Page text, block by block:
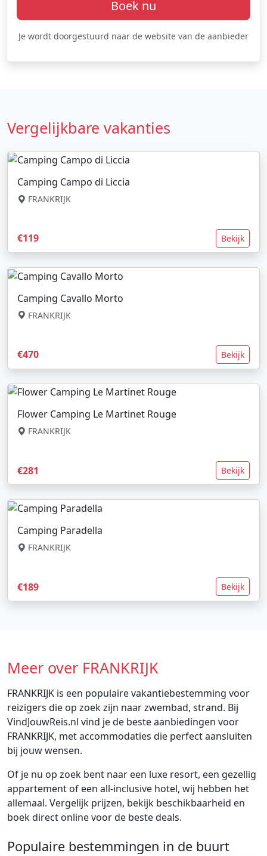
Boek nu
Je wordt doorgestuurd naar de website van de aanbieder
Vergelijkbare vakanties
Camping Campo di Liccia
FRANKRIJK
€119 Bekijk
Camping Cavallo Morto
FRANKRIJK
€470 Bekijk
Flower Camping Le Martinet Rouge
FRANKRIJK
€281 Bekijk
Camping Paradella
FRANKRIJK
€189 Bekijk
Meer over FRANKRIJK
FRANKRIJK is een populaire vakantiebestemming voor
reizigers die op zoek zijn naar zwembad, strand. Bij
VindJouwReis.nl vind je de beste aanbiedingen voor
FRANKRIJK, met accommodaties die perfect aansluiten
bij jouw wensen.
Of je nu op zoek bent naar een luxe resort, een gezellig
appartement of een all-inclusive hotel, wij hebben het
allemaal. Vergelijk prijzen, bekijk beschikbaarheid en
boek direct online voor de beste deals.
Populaire bestemmingen in de buurt